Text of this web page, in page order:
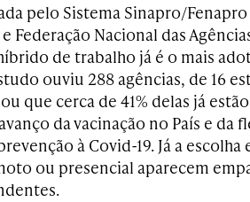
pelo Sistema Sinapro/
Federação Nacional das
de trabalho já é o mais
ouviu 288 agências, de 16
que cerca de 41% delas já
da vacinação no País e da
à Covid-19. Já a
ou presencial aparecem